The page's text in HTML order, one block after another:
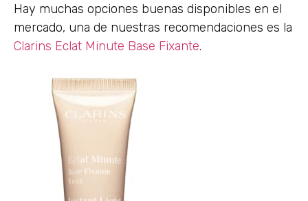
Hay muchas opciones buenas disponibles en el
mercado, una de nuestras recomendaciones es la
Clarins Eclat Minute Base Fixante.